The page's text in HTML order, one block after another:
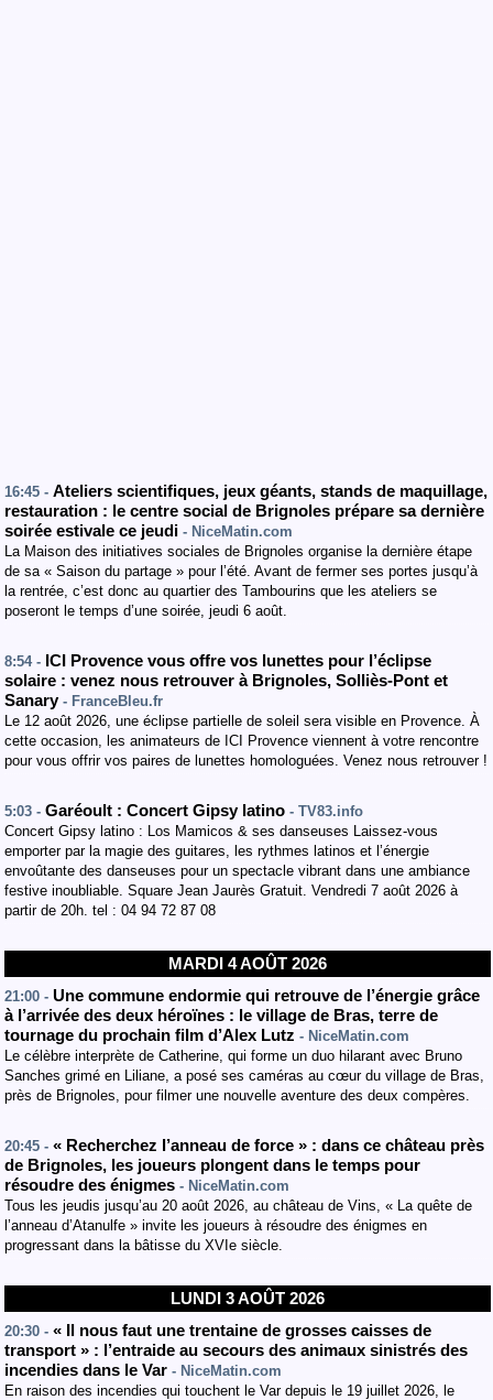
16:45 - Ateliers scientifiques, jeux géants, stands de maquillage,
restauration : le centre social de Brignoles prépare sa dernière
soirée estivale ce jeudi - NiceMatin.com
La Maison des initiatives sociales de Brignoles organise la dernière étape
de sa « Saison du partage » pour l’été. Avant de fermer ses portes jusqu’à
la rentrée, c’est donc au quartier des Tambourins que les ateliers se
poseront le temps d’une soirée, jeudi 6 août.
8:54 - ICI Provence vous offre vos lunettes pour l’éclipse
solaire : venez nous retrouver à Brignoles, Solliès-Pont et
Sanary - FranceBleu.fr
Le 12 août 2026, une éclipse partielle de soleil sera visible en Provence. À
cette occasion, les animateurs de ICI Provence viennent à votre rencontre
pour vous offrir vos paires de lunettes homologuées. Venez nous retrouver !
5:03 - Garéoult : Concert Gipsy latino - TV83.info
Concert Gipsy latino : Los Mamicos & ses danseuses Laissez-vous
emporter par la magie des guitares, les rythmes latinos et l’énergie
envoûtante des danseuses pour un spectacle vibrant dans une ambiance
festive inoubliable. Square Jean Jaurès Gratuit. Vendredi 7 août 2026 à
partir de 20h. tel : 04 94 72 87 08
MARDI 4 AOÛT 2026
21:00 - Une commune endormie qui retrouve de l’énergie grâce
à l’arrivée des deux héroïnes : le village de Bras, terre de
tournage du prochain film d’Alex Lutz - NiceMatin.com
Le célèbre interprète de Catherine, qui forme un duo hilarant avec Bruno
Sanches grimé en Liliane, a posé ses caméras au cœur du village de Bras,
près de Brignoles, pour filmer une nouvelle aventure des deux compères.
20:45 - « Recherchez l’anneau de force » : dans ce château près
de Brignoles, les joueurs plongent dans le temps pour
résoudre des énigmes - NiceMatin.com
Tous les jeudis jusqu’au 20 août 2026, au château de Vins, « La quête de
l’anneau d’Atanulfe » invite les joueurs à résoudre des énigmes en
progressant dans la bâtisse du XVIe siècle.
LUNDI 3 AOÛT 2026
20:30 - « Il nous faut une trentaine de grosses caisses de
transport » : l’entraide au secours des animaux sinistrés des
incendies dans le Var - NiceMatin.com
En raison des incendies qui touchent le Var depuis le 19 juillet 2026, le